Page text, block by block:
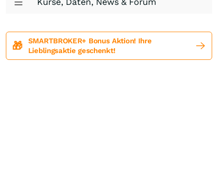
🎁
SMARTBROKER+ Bonus Aktion! Ihre
Lieblingsaktie geschenkt!